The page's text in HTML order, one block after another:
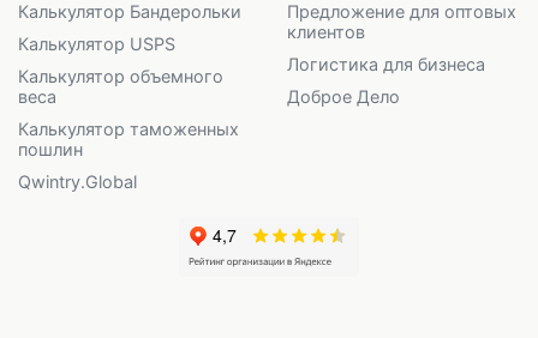
Калькулятор Бандерольки
Калькулятор USPS
Калькулятор объемного
веса
Калькулятор таможенных
пошлин
Qwintry.Global
Предложение для оптовых
клиентов
Логистика для бизнеса
Доброе Дело